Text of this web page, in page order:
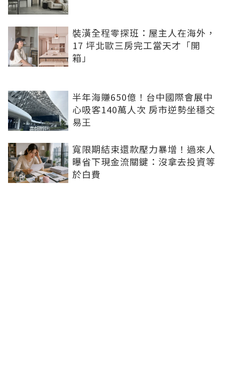
裝潢全程零探班：屋主人在海外，
17 坪北歐三房完工當天才「開
箱」
半年海賺650億！台中國際會展中
心吸客140萬人次 房市逆勢坐穩交
易王
寬限期結束還款壓力暴增！過來人
曝省下現金流關鍵：沒拿去投資等
於白費